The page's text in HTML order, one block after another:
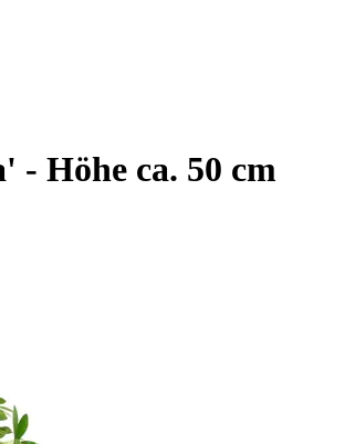
Höhe ca. 50 cm